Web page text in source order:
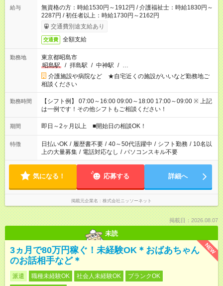
給与
無資格の方：時給1530円～1912円 / 介護福祉士：時給1830円～
2287円 / 初任者以上：時給1730円～2162円
交通費別途支給あり
交通費 全額支給
勤務地
東京都昭島市
昭島駅
/ 拝島駅 / 中神駅 / …
介護施設や病院など ★自宅近くの施設がいいなど勤務地ご
相談ください
勤務時間
【シフト例】 07:00～16:00 09:00～18:00 17:00～09:00 ※ 上記
は一例です！その他シフトもご相談ください！
期間 即日～2ヶ月以上 ■開始日の相談OK！
特徴 日払いOK / 履歴書不要 / 40～50代活躍中 / シフト勤務 / 10名以
上の大量募集 / 電話対応なし / パソコンスキル不要
気になる！ 応募する 詳細へ
掲載元企業名 株式会社ニッソーネット
掲載日：2026.08.07
未読
NEW
3ヵ月で80万円稼ぐ！未経験OK＊おばあちゃん
のお話相手など＊
派遣 職種未経験OK 社会人未経験OK
ブランクOK